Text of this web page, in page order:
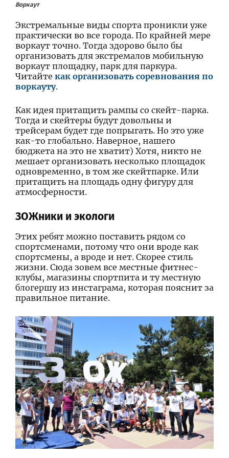
Воркаут
Экстремальные виды спорта проникли уже
практически во все города. По крайней мере
воркаут точно. Тогда здорово было бы
организовать для экстремалов мобильную
воркаут площадку, парк для паркура.
Читайте как организовать соревнования по
воркауту.
Как идея притащить рампы со скейт-парка.
Тогда и скейтеры будут довольны и
трейсерам будет где попрыгать. Но это уже
как-то глобально. Наверное, нашего
бюджета на это не хватит) Хотя, никто не
мешает организовать несколько площадок
одновременно, в том же скейтпарке. Или
притащить на площадь одну фигуру для
атмосферности.
ЗОЖники и экологи
Этих ребят можно поставить рядом со
спортсменами, потому что они вроде как
спортсмены, а вроде и нет. Скорее стиль
жизни. Сюда зовем все местные фитнес-
клубы, магазины спортпита и ту местную
блогершу из инстаграма, которая пояснит за
правильное питание.